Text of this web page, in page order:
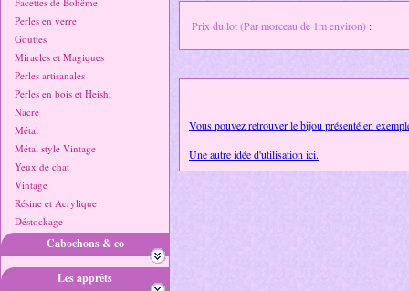
Perles en verre
Gouttes
Miracles et Magiques
Perles artisanales
Perles en bois et Heishi
Nacre
Métal
Métal style Vintage
Yeux de chat
Vintage
Résine et Acrylique
Déstockage
Cabochons & co
Les apprêts
Prix du lot (Par morceau de 1m environ) :
Vous pouvez retrouver le bijou présenté en
Une autre idée d'utilisation ici.